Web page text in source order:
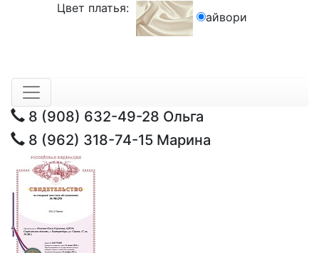
Цвет платья:
айвори
8 (908) 632-49-28 Ольга
8 (962) 318-74-15 Марина